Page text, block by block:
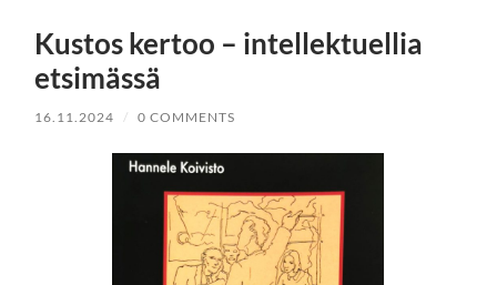
Kustos kertoo – intellektuellia
etsimässä
16.11.2024 / 0 COMMENTS